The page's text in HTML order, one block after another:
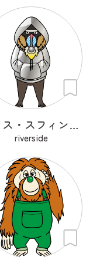
ハウス・スフィンクス・ドリル
riverside